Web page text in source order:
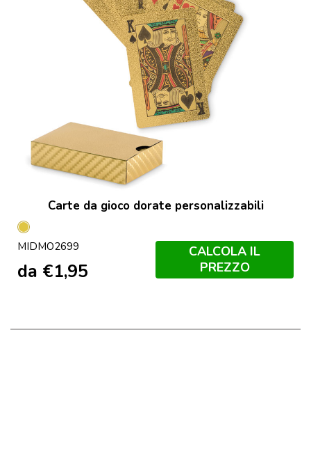
Carte da gioco dorate personalizzabili
Oro
MIDMO2699
da €1,95
CALCOLA IL
PREZZO